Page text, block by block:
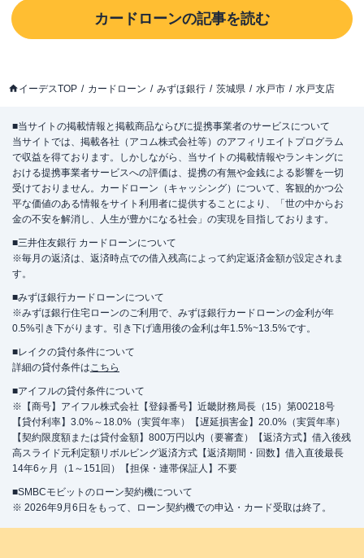
カードローンの記事を読む
イーデスTOP カードローン みずほ銀行 茨城県 水戸市 水戸支店
■当サイトの掲載情報と掲載商品ならびに提携事業者のサービスについて
当サイトでは、掲載各社（アコム株式会社等）のアフィリエイトプログラム
で収益を得ております。しかしながら、当サイトの掲載情報やランキングに
おける提携事業者サービスへの評価は、提携の有無や金銭による影響を一切
受けておりません。カードローン（キャッシング）について、客観的かつ公
平な価値のある情報をサイト利用者に提供することにより、「世の中からお
金の不安を解消し、人生が豊かになる社会」の実現を目指しております。
■三井住友銀行 カードローンについて
※毎月の返済は、返済時点での借入残高によって約定返済金額が設定されま
す。
■みずほ銀行カードローンについて
※みずほ銀行住宅ローンのご利用で、みずほ銀行カードローンの金利が年
0.5%引き下がります。引き下げ適用後の金利は年1.5%~13.5%です。
■レイクの貸付条件について
詳細の貸付条件はこちら
■アイフルの貸付条件について
※【商号】アイフル株式会社【登録番号】近畿財務局長（15）第00218号
【貸付利率】3.0%～18.0%（実質年率）【遅延損害金】20.0%（実質年率）
【契約限度額または貸付金額】800万円以内（要審査）【返済方式】借入後残
高スライド元利定額リボルビング返済方式【返済期間・回数】借入直後最長
14年6ヶ月（1～151回）【担保・連帯保証人】不要
■SMBCモビットのローン契約機について
※ 2026年9月6日をもって、ローン契約機での申込・カード受取は終了。